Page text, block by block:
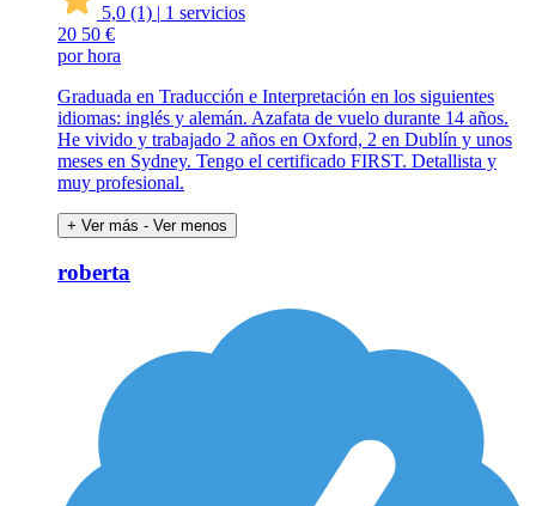
5,0 (1) | 1 servicios
20 50 €
por hora
Graduada en Traducción e Interpretación en los siguientes
idiomas: inglés y alemán. Azafata de vuelo durante 14 años.
He vivido y trabajado 2 años en Oxford, 2 en Dublín y unos
meses en Sydney. Tengo el certificado FIRST. Detallista y
muy profesional.
+ Ver más - Ver menos
roberta